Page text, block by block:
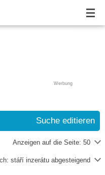
Werbung
Suche editieren
Anzeigen auf die Seite: 50
stáří inzerátu abgesteigend